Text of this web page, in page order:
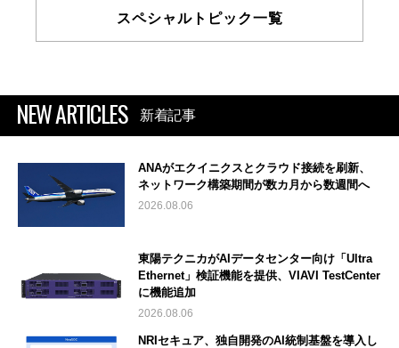
スペシャルトピック一覧
NEW ARTICLES 新着記事
ANAがエクイニクスとクラウド接続を刷新、
ネットワーク構築期間が数カ月から数週間へ
2026.08.06
東陽テクニカがAIデータセンター向け「Ultra
Ethernet」検証機能を提供、VIAVI TestCenter
に機能追加
2026.08.06
NRIセキュア、独自開発のAI統制基盤を導入し